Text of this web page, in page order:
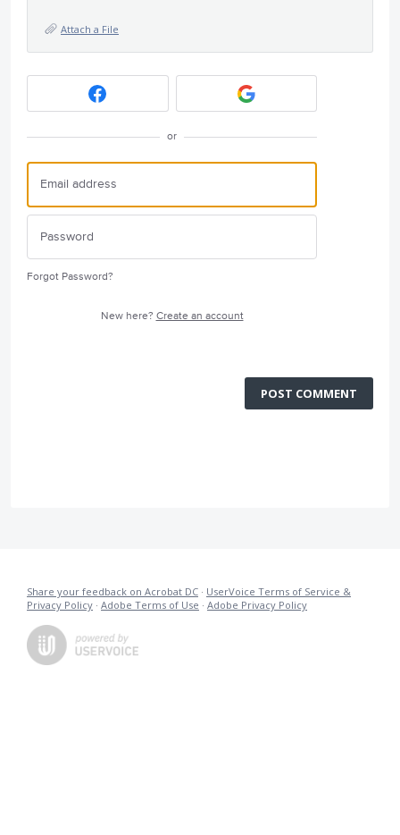
Attach a File
or
Forgot Password?
New here? Create an account
POST COMMENT
Share your feedback on Acrobat DC · UserVoice Terms of Service &
Privacy Policy · Adobe Terms of Use · Adobe Privacy Policy